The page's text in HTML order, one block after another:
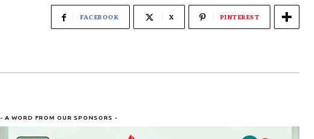
FACEBOOK X PINTEREST
- A WORD FROM OUR SPONSORS -